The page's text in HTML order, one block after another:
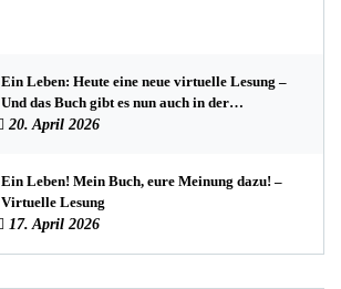
Ein Leben: Heute eine neue virtuelle Lesung –
Und das Buch gibt es nun auch in der
Bredstedter Stadtbuchhandlung
20. April 2026
Ein Leben! Mein Buch, eure Meinung dazu! –
Virtuelle Lesung
17. April 2026